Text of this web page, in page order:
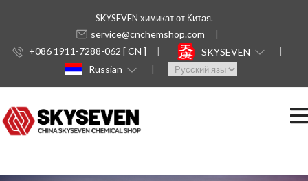
SKYSEVEN химикат от Китая.
service@cnchemshop.com
+086 1911-7288-062 [ CN ]
SKYSEVEN
Russian